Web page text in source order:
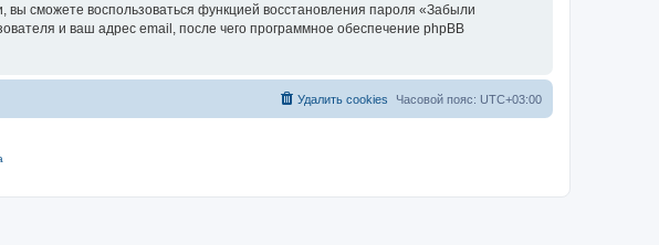
сможете воспользоваться функцией восстановления пароля «Забыли
и ваш адрес email, после чего программное обеспечение phpBB
Часовой пояс: UTC+03:00
Удалить cookies